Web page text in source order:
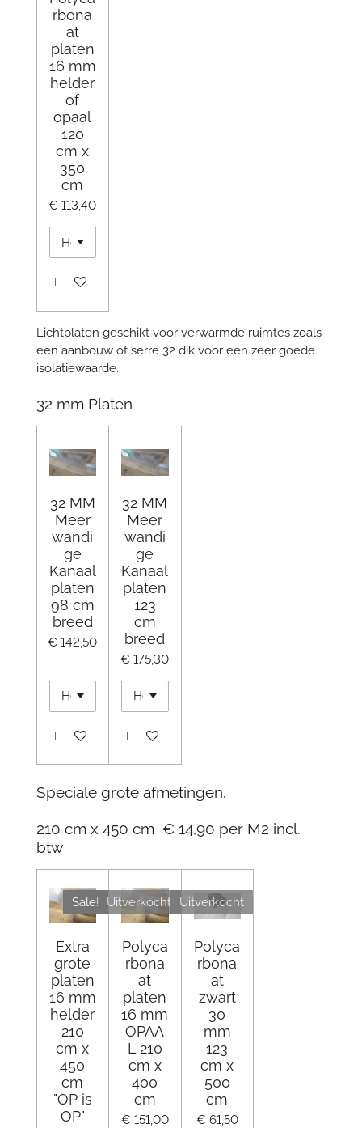
rbona
at
platen
16 mm
helder
of
opaal
120
cm x
350
cm
€ 113,40
In winkelwagen
Lichtplaten geschikt voor verwarmde ruimtes zoals
een aanbouw of serre 32 dik voor een zeer goede
isolatiewaarde.
32 mm Platen
32 MM
Meer
wandi
ge
Kanaal
platen
98 cm
breed
€ 142,50
In winkelwagen
32 MM
Meer
wandi
ge
Kanaal
platen
123
cm
breed
€ 175,30
In winkelwagen
Speciale grote afmetingen.
210 cm x 450 cm € 14,90 per M2 incl.
btw
Sale!
Extra
grote
platen
16 mm
helder
210
cm x
450
cm
"OP is
OP"
Uitverkocht
Polyca
rbona
at
platen
16 mm
OPAA
L 210
cm x
400
cm
€ 151,00
Uitverkocht
Polyca
rbona
at
zwart
30
mm
123
cm x
500
cm
€ 61,50